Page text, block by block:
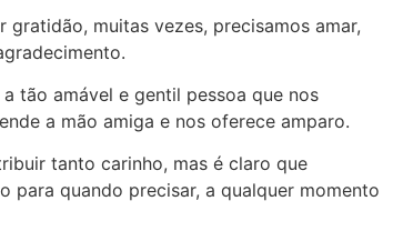
muitas vezes, precisamos amar,
tão amável e gentil pessoa que nos
a mão amiga e nos oferece amparo.
tanto carinho, mas é claro que
para quando precisar, a qualquer momento